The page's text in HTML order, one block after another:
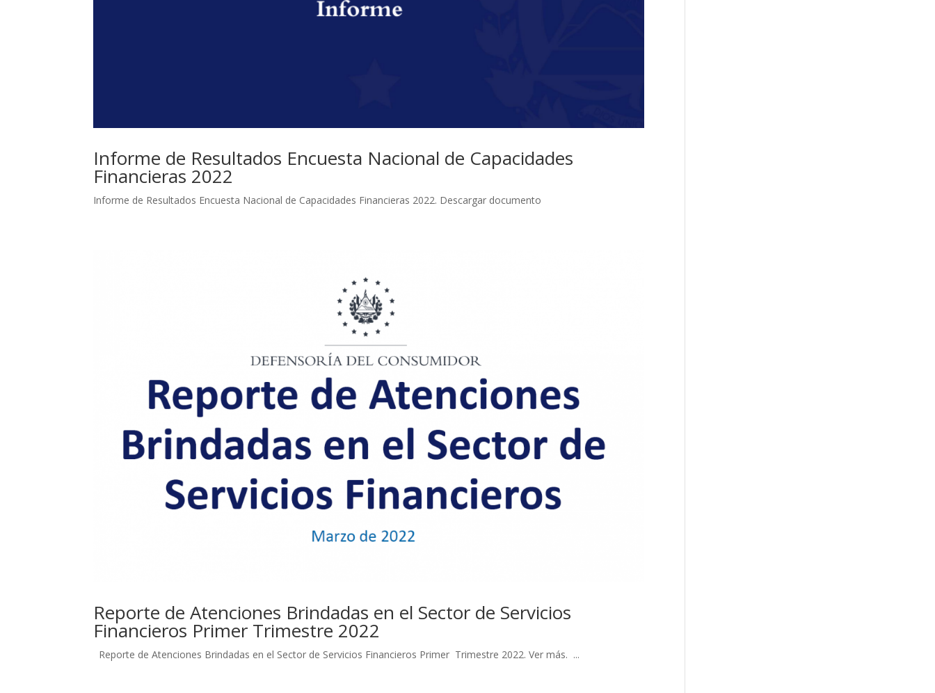
Informe de Resultados Encuesta Nacional de Capacidades
Financieras 2022
Informe de Resultados Encuesta Nacional de Capacidades Financieras 2022. Descargar documento
Reporte de Atenciones Brindadas en el Sector de Servicios
Financieros Primer Trimestre 2022
Reporte de Atenciones Brindadas en el Sector de Servicios Financieros Primer Trimestre 2022. Ver más. ...